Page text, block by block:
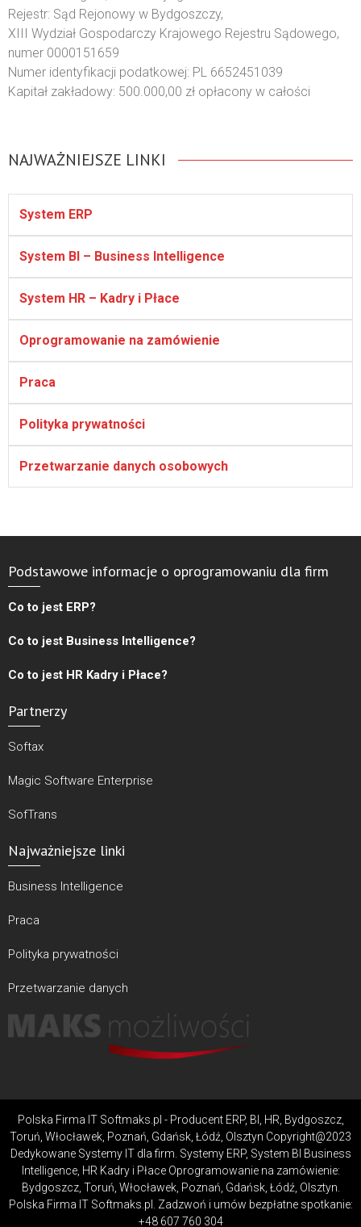
Rejestr: Sąd Rejonowy w Bydgoszczy,
XIII Wydział Gospodarczy Krajowego Rejestru Sądowego,
numer 0000151659
Numer identyfikacji podatkowej: PL 6652451039
Kapitał zakładowy: 500.000,00 zł opłacony w całości
NAJWAŻNIEJSZE LINKI
System ERP
System BI – Business Intelligence
System HR – Kadry i Płace
Oprogramowanie na zamówienie
Praca
Polityka prywatności
Przetwarzanie danych osobowych
Podstawowe informacje o oprogramowaniu dla firm
Co to jest ERP?
Co to jest Business Intelligence?
Co to jest HR Kadry i Płace?
Partnerzy
Softax
Magic Software Enterprise
SofTrans
Najważniejsze linki
Business Intelligence
Praca
Polityka prywatności
Przetwarzanie danych
Polska Firma IT Softmaks.pl - Producent ERP, BI, HR, Bydgoszcz,
Toruń, Włocławek, Poznań, Gdańsk, Łódź, Olsztyn Copyright@2023
Dedykowane Systemy IT dla firm. Systemy ERP, System BI Business
Intelligence, HR Kadry i Płace Oprogramowanie na zamówienie:
Bydgoszcz, Toruń, Włocławek, Poznań, Gdańsk, Łódź, Olsztyn.
Polska Firma IT Softmaks.pl. Zadzwoń i umów bezpłatne spotkanie:
+48 607 760 304